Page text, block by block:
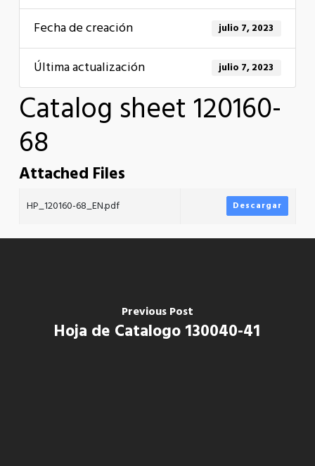
Fecha de creación julio 7, 2023
Última actualización julio 7, 2023
Catalog sheet 120160-
68
Attached Files
HP_120160-68_EN.pdf Descargar
Previous Post
Hoja de Catalogo 130040-41